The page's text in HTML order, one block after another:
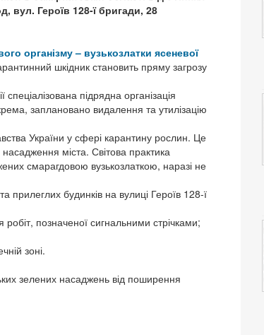
вул. Героїв 128-ї бригади, 28
організму – вузькозлатки ясеневої
шкідник становить пряму загрозу
підрядна організація
заплановано видалення та утилізацію
України у сфері карантину рослин. Це
міста. Світова практика
смарагдовою вузькозлаткою, наразі не
будинків на вулиці Героїв 128-ї
позначеної сигнальними стрічками;
зоні.
зелених насаджень від поширення